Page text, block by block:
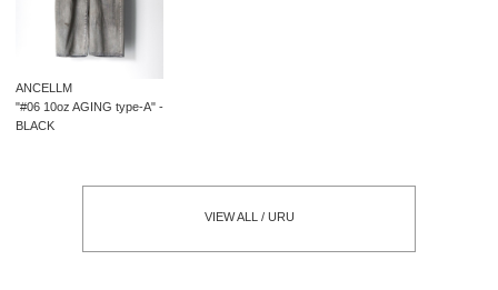
ANCELLM
"#06 10oz AGING type-A" -
BLACK
VIEW ALL / URU